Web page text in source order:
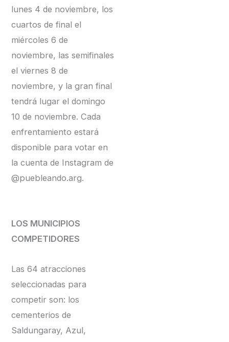
lunes 4 de noviembre, los
cuartos de final el
miércoles 6 de
noviembre, las semifinales
el viernes 8 de
noviembre, y la gran final
tendrá lugar el domingo
10 de noviembre. Cada
enfrentamiento estará
disponible para votar en
la cuenta de Instagram de
@puebleando.arg.
LOS MUNICIPIOS
COMPETIDORES
Las 64 atracciones
seleccionadas para
competir son: los
cementerios de
Saldungaray, Azul,